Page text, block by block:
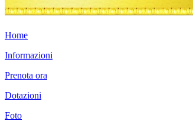
Home
Informazioni
Prenota ora
Dotazioni
Foto